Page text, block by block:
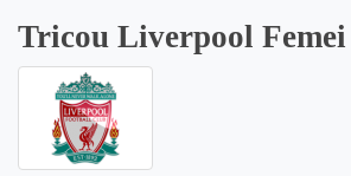
Tricou Liverpool Femei